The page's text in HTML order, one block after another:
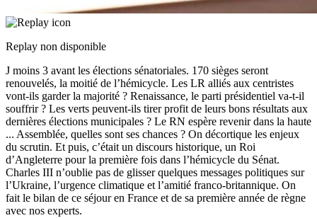
Replay non disponible
J moins 3 avant les élections sénatoriales. 170 sièges seront
renouvelés, la moitié de l’hémicycle. Les LR alliés aux centristes
vont-ils garder la majorité ? Renaissance, le parti présidentiel va-t-il
souffrir ? Les verts peuvent-ils tirer profit de leurs bons résultats aux
dernières élections municipales ? Le RN espère revenir dans la haute
... Assemblée, quelles sont ses chances ? On décortique les enjeux
du scrutin. Et puis, c’était un discours historique, un Roi
d’Angleterre pour la première fois dans l’hémicycle du Sénat.
Charles III n’oublie pas de glisser quelques messages politiques sur
l’Ukraine, l’urgence climatique et l’amitié franco-britannique. On
fait le bilan de ce séjour en France et de sa première année de règne
avec nos experts.